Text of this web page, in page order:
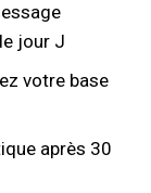
jour J
votre base
après 30